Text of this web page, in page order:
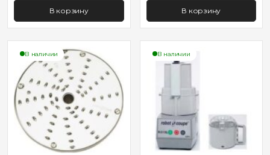
В корзину
В корзину
В наличии В наличии